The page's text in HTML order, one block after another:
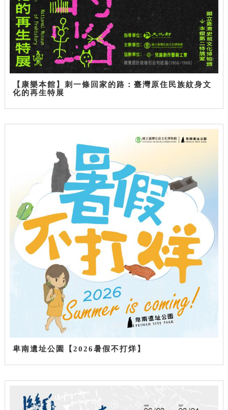
【康樂本館】刺一條回家的路：臺灣原住民族紋身文
化的再生特展
卑南遺址公園【2026暑假不打烊】